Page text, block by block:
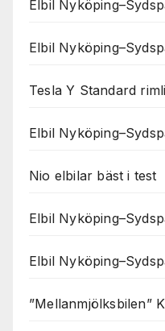
Elbil
Elbil
Tesla Y Standard
Elbil
Nio elbilar bäst i test
Elbil
Elbil
”Mellanmjölksbilen”